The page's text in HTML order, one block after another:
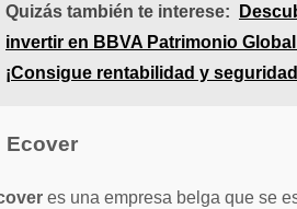
Quizás también te interese:
invertir en BBVA Patrimonio
¡Consigue rentabilidad y
Ecover
es una empresa belga que se